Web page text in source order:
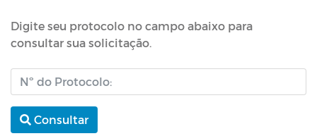
Digite seu protocolo no campo abaixo para
consultar sua solicitação.
Consultar